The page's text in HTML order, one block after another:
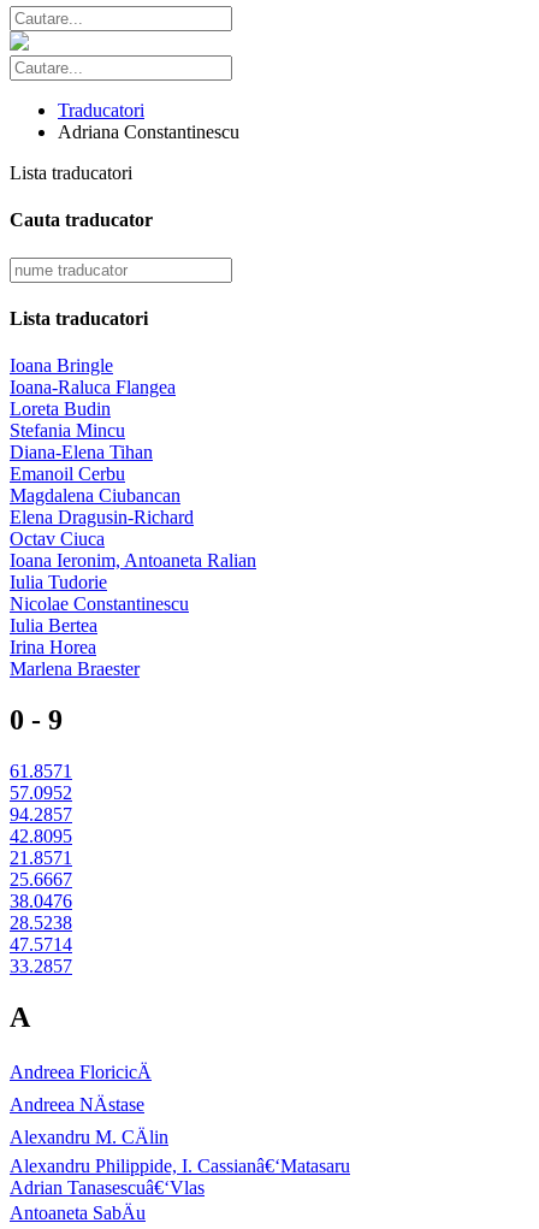
Traducatori
Adriana Constantinescu
Lista traducatori
Cauta traducator
Lista traducatori
Ioana Bringle
Ioana-Raluca Flangea
Loreta Budin
Stefania Mincu
Diana-Elena Tihan
Emanoil Cerbu
Magdalena Ciubancan
Elena Dragusin-Richard
Octav Ciuca
Ioana Ieronim, Antoaneta Ralian
Iulia Tudorie
Nicolae Constantinescu
Iulia Bertea
Irina Horea
Marlena Braester
0 - 9
61.8571
57.0952
94.2857
42.8095
21.8571
25.6667
38.0476
28.5238
47.5714
33.2857
A
Andreea FloricicÄ
Andreea NÄstase
Alexandru M. CÄlin
Alexandru Philippide, I. Cassianâ€‘Matasaru
Adrian Tanasescuâ€‘Vlas
Antoaneta SabÄu